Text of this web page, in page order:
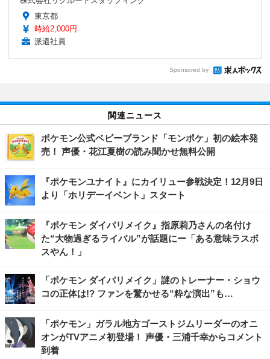
東京都
時給2,000円
派遣社員
Sponsored by
関連ニュース
ポケモン公式ベビーブランド「モンポケ」初の絵本発
売！ 声優・花江夏樹の読み聞かせ無料公開
『ポケモンユナイト』にカイリュー参戦決定！12月9日
より「ホリデーイベント」スタート
『ポケモン ダイパリメイク』指原莉乃さんの名付け
た“大物過ぎるライバル”が話題にー「ある意味ラスボ
スやん！」
「ポケモン ダイパリメイク」謎のトレーナー・ショウ
コの正体は!? ファンを驚かせる“粋な演出”も…
「ポケモン」ガラル地方ゴーストジムリーダーのオニ
オンがTVアニメ初登場！ 声優・三浦千幸からコメント
到着